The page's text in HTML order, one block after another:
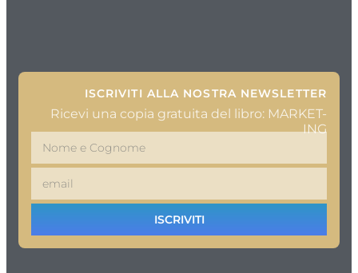
ISCRIVITI ALLA NOSTRA NEWSLETTER
Ricevi una copia gratuita del libro: MARKET-
ING
ISCRIVITI